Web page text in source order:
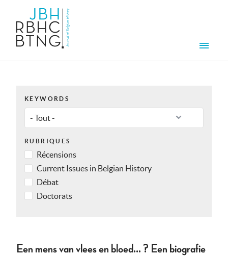
KEYWORDS
RUBRIQUES
Récensions
Current Issues in Belgian History
Débat
Doctorats
Een mens van vlees en bloed... ? Een biografie